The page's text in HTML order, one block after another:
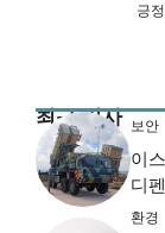
긍
최근 기사 보안
이
디
환경